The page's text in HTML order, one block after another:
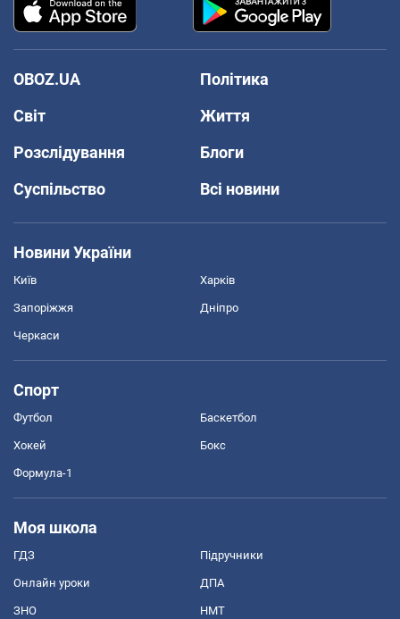
OBOZ.UA
Політика
Світ
Життя
Розслідування
Блоги
Суспільство
Всі новини
Новини України
Київ Харків
Запоріжжя Дніпро
Черкаси
Спорт
Футбол Баскетбол
Хокей Бокс
Формула-1
Моя школа
ГДЗ Підручники
Онлайн уроки ДПА
ЗНО НМТ